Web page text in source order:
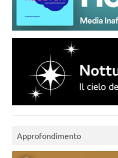
Approfondimento